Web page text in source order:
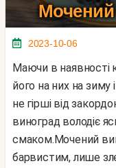
Мочений
2023-10-06
Маючи в наявності кисті темного винограду, замочіть
його на них на зиму
не гірші від
виноград володіє
смаком.Мочений
барвистим, лише